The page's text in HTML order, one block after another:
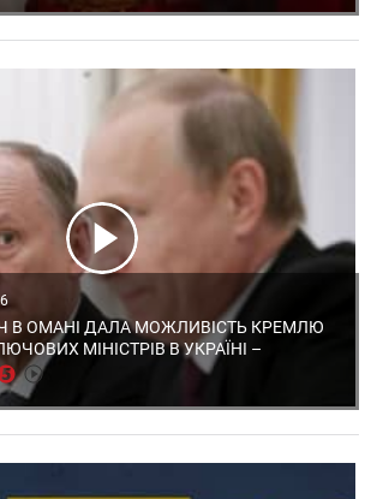
В ОМАНІ ДАЛА МОЖЛИВІСТЬ КРЕМЛЮ
МІНІСТРІВ В УКРАЇНІ –